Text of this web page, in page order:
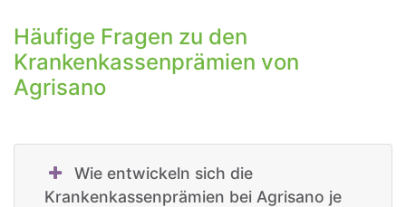
Häufige Fragen zu den
Krankenkassenprämien von
Agrisano
Wie entwickeln sich die
Krankenkassenprämien bei Agrisano je